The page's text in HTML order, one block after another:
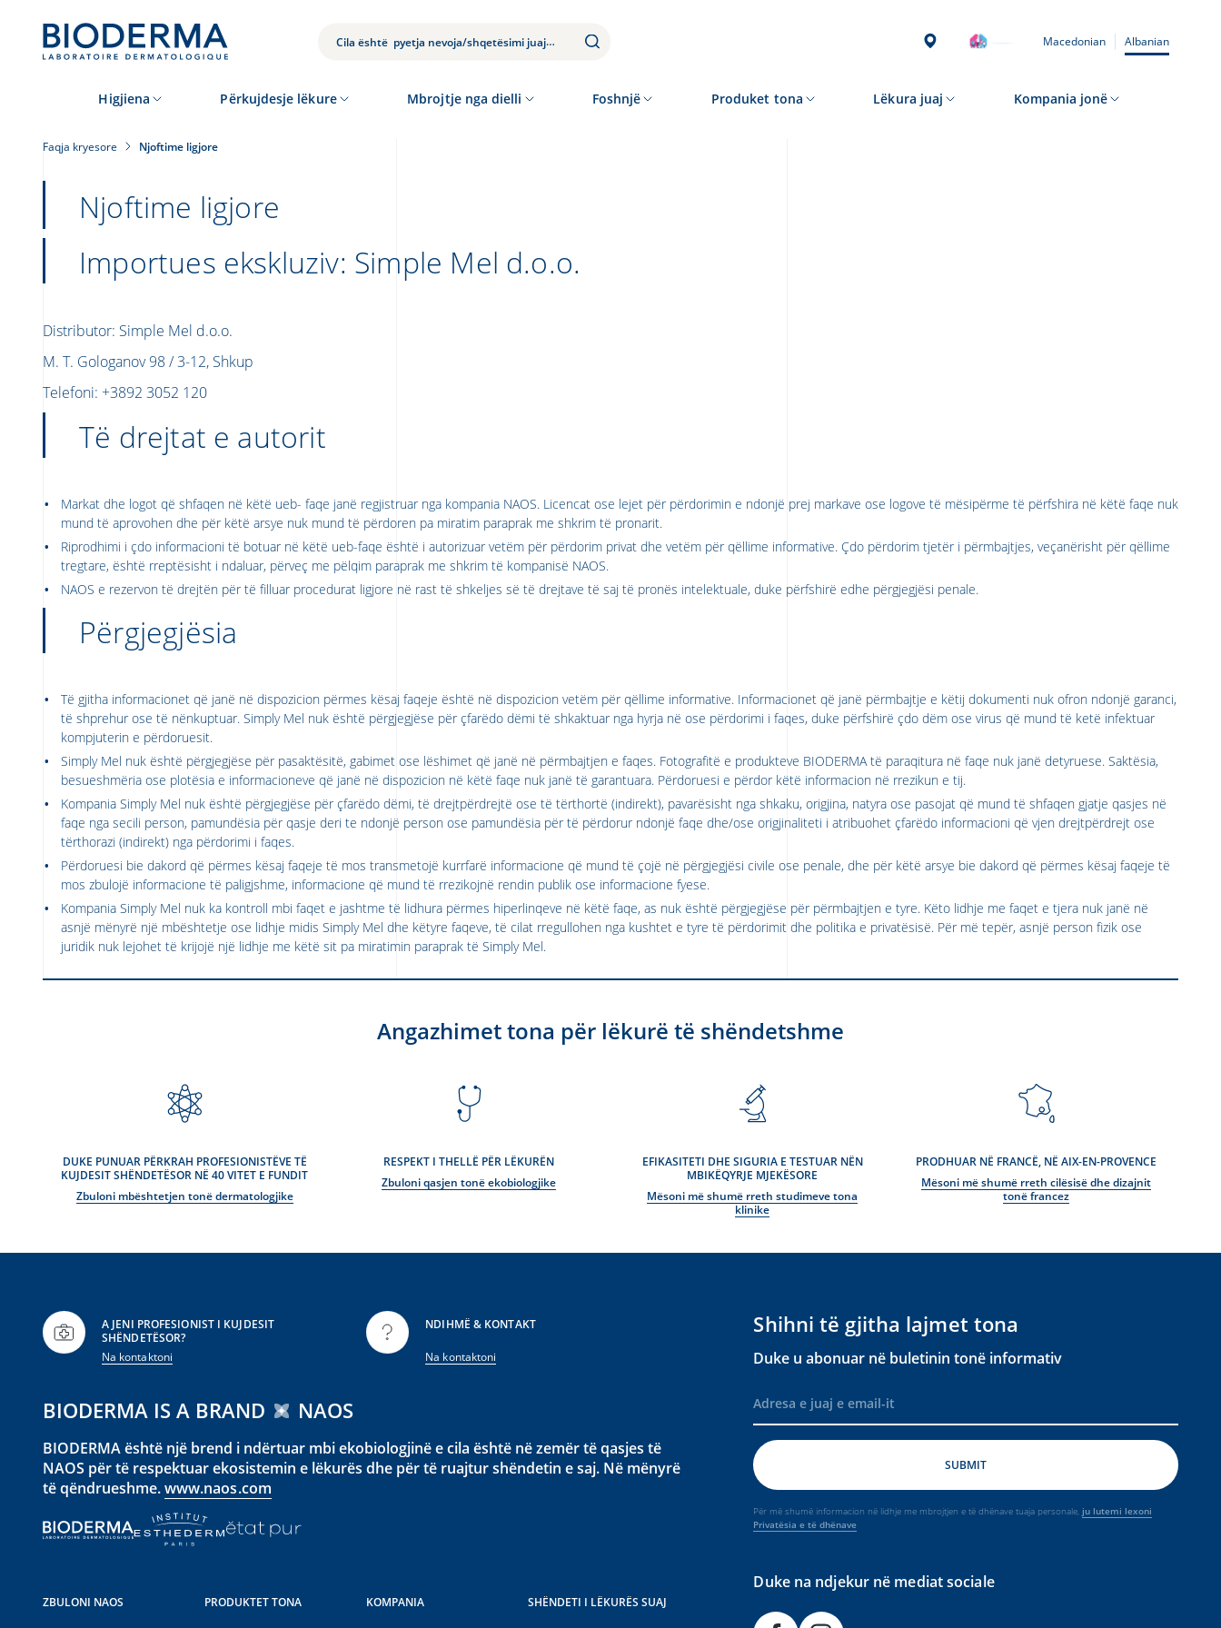
Macedonian Albanian
Higjiena Përkujdesje lëkure Mbrojtje nga dielli Foshnjë Produket tona Lëkura juaj Kompania jonë
Faqja kryesore Njoftime ligjore
Njoftime ligjore
Importues ekskluziv: Simple Mel d.o.o.
Distributor: Simple Mel d.o.o.
М. T. Gologanov 98 / 3-12, Shkup
Telefoni: +3892 3052 120
Të drejtat e autorit
Markat dhe logot që shfaqen në këtë ueb- faqe janë regjistruar nga kompania NAOS. Licencat ose lejet për përdorimin e ndonjë prej markave ose logove të mësipërme të përfshira në këtë faqe nuk
mund të aprovohen dhe për këtë arsye nuk mund të përdoren pa miratim paraprak me shkrim të pronarit.
Riprodhimi i çdo informacioni të botuar në këtë ueb-faqe është i autorizuar vetëm për përdorim privat dhe vetëm për qëllime informative. Çdo përdorim tjetër i përmbajtjes, veçanërisht për qëllime
tregtare, është rreptësisht i ndaluar, përveç me pëlqim paraprak me shkrim të kompanisë NAOS.
NAOS e rezervon të drejtën për të filluar procedurat ligjore në rast të shkeljes së të drejtave të saj të pronës intelektuale, duke përfshirë edhe përgjegjësi penale.
Përgjegjësia
Të gjitha informacionet që janë në dispozicion përmes kësaj faqeje është në dispozicion vetëm për qëllime informative. Informacionet që janë përmbajtje e këtij dokumenti nuk ofron ndonjë garanci,
të shprehur ose të nënkuptuar. Simply Mel nuk është përgjegjëse për çfarëdo dëmi të shkaktuar nga hyrja në ose përdorimi i faqes, duke përfshirë çdo dëm ose virus që mund të ketë infektuar
kompjuterin e përdoruesit.
Simply Mel nuk është përgjegjëse për pasaktësitë, gabimet ose lëshimet që janë në përmbajtjen e faqes. Fotografitë e produkteve BIODERMA të paraqitura në faqe nuk janë detyruese. Saktësia,
besueshmëria ose plotësia e informacioneve që janë në dispozicion në këtë faqe nuk janë të garantuara. Përdoruesi e përdor këtë informacion në rrezikun e tij.
Kompania Simply Mel nuk është përgjegjëse për çfarëdo dëmi, të drejtpërdrejtë ose të tërthortë (indirekt), pavarësisht nga shkaku, origjina, natyra ose pasojat që mund të shfaqen gjatje qasjes në
faqe nga secili person, pamundësia për qasje deri te ndonjë person ose pamundësia për të përdorur ndonjë faqe dhe/ose origjinaliteti i atribuohet çfarëdo informacioni që vjen drejtpërdrejt ose
tërthorazi (indirekt) nga përdorimi i faqes.
Përdoruesi bie dakord që përmes kësaj faqeje të mos transmetojë kurrfarë informacione që mund të çojë në përgjegjësi civile ose penale, dhe për këtë arsye bie dakord që përmes kësaj faqeje të
mos zbulojë informacione të paligjshme, informacione që mund të rrezikojnë rendin publik ose informacione fyese.
Kompania Simply Mel nuk ka kontroll mbi faqet e jashtme të lidhura përmes hiperlinqeve në këtë faqe, as nuk është përgjegjëse për përmbajtjen e tyre. Këto lidhje me faqet e tjera nuk janë në
asnjë mënyrë një mbështetje ose lidhje midis Simply Mel dhe këtyre faqeve, të cilat rregullohen nga kushtet e tyre të përdorimit dhe politika e privatësisë. Për më tepër, asnjë person fizik ose
juridik nuk lejohet të krijojë një lidhje me këtë sit pa miratimin paraprak të Simply Mel.
Angazhimet tona për lëkurë të shëndetshme
DUKE PUNUAR PËRKRAH PROFESIONISTËVE TË
KUJDESIT SHËNDETËSOR NË 40 VITET E FUNDIT
Zbuloni mbështetjen tonë dermatologjike
RESPEKT I THELLË PËR LËKURËN
Zbuloni qasjen tonë ekobiologjike
EFIKASITETI DHE SIGURIA E TESTUAR NËN
MBIKËQYRJE MJEKËSORE
Mësoni më shumë rreth studimeve tona
klinike
PRODHUAR NË FRANCË, NË AIX-EN-PROVENCE
Mësoni më shumë rreth cilësisë dhe dizajnit
tonë francez
A JENI PROFESIONIST I KUJDESIT
SHËNDETËSOR?
Na kontaktoni
NDIHMË & KONTAKT
Na kontaktoni
Shihni të gjitha lajmet tona
Duke u abonuar në buletinin tonë informativ
Për më shumë informacion në lidhje me mbrojtjen e të dhënave tuaja personale, ju lutemi lexoni
Privatësia e të dhënave
Duke na ndjekur në mediat sociale
BIODERMA IS A BRAND NAOS
BIODERMA është një brend i ndërtuar mbi ekobiologjinë e cila është në zemër të qasjes të
NAOS për të respektuar ekosistemin e lëkurës dhe për të ruajtur shëndetin e saj. Në mënyrë
të qëndrueshme.www.naos.com
ZBULONI NAOS PRODUKTET TONA KOMPANIA SHËNDETI I LËKURËS SUAJ